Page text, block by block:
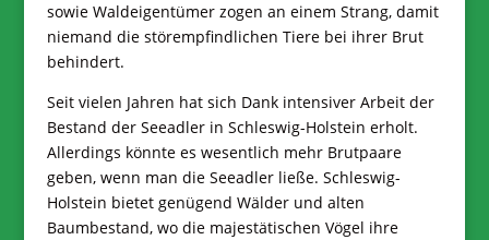
sowie Waldeigentümer zogen an einem Strang, damit
niemand die störempfindlichen Tiere bei ihrer Brut
behindert.
Seit vielen Jahren hat sich Dank intensiver Arbeit der
Bestand der Seeadler in Schleswig-Holstein erholt.
Allerdings könnte es wesentlich mehr Brutpaare
geben, wenn man die Seeadler ließe. Schleswig-
Holstein bietet genügend Wälder und alten
Baumbestand, wo die majestätischen Vögel ihre